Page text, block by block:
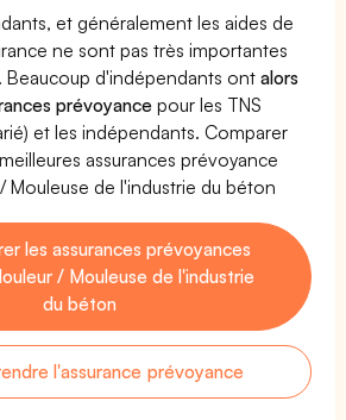
et généralement les aides de
ne sont pas très importantes
Beaucoup d'indépendants ontalors
prévoyance pour les TNS
et les indépendants. Comparer
assurances prévoyance
Mouleuse de l'industrie du béton
les assurances prévoyances
/ Mouleuse de l'industrie
du béton
l'assurance prévoyance